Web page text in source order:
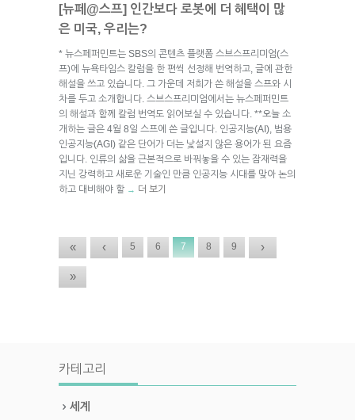
[뉴페@스프] 인간보다 로봇에 더 혜택이 많
은 미국, 우리는?
* 뉴스페퍼민트는 SBS의 콘텐츠 플랫폼 스브스프리미엄(스
프)에 뉴욕타임스 칼럼을 한 편씩 선정해 번역하고, 글에 관한
해설을 쓰고 있습니다. 그 가운데 저희가 쓴 해설을 스프와 시
차를 두고 소개합니다. 스브스프리미엄에서는 뉴스페퍼민트
의 해설과 함께 칼럼 번역도 읽어보실 수 있습니다. **오늘 소
개하는 글은 4월 8일 스프에 쓴 글입니다. 인공지능(AI), 범용
인공지능(AGI) 같은 단어가 더는 낯설지 않은 용어가 된 요즘
입니다. 인류의 삶을 근본적으로 바꿔놓을 수 있는 잠재력을
지닌 강력하고 새로운 기술인 만큼 인공지능 시대를 맞아 논의
하고 대비해야 할 → 더 보기
« ‹ 5 6 7 8 9 ›
»
카테고리
세계